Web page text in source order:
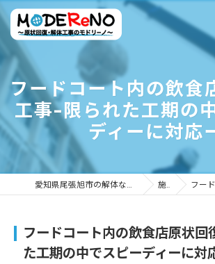
フードコート内の飲食
工事-限られた工期の
ディーに対応
愛知県尾張旭市の解体ならMODEReNO ～原状回復・解体工事のモドリーノ～ 施工事例 フードコート内
フードコート内の飲食店原状
た工期の中でスピーディーに対